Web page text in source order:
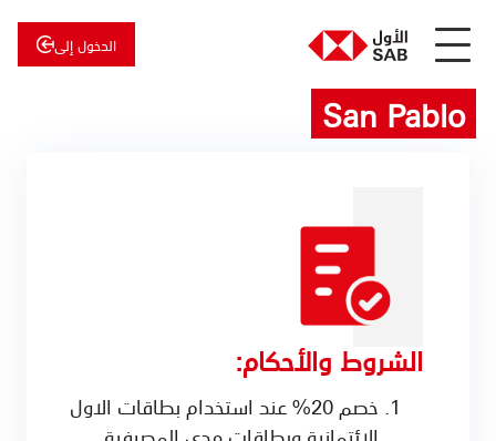
الدخول إلى
الأول
الأول
للاستثمار
San Pablo
الشروط والأحكام:
خصم 20% عند استخدام بطاقات الاول